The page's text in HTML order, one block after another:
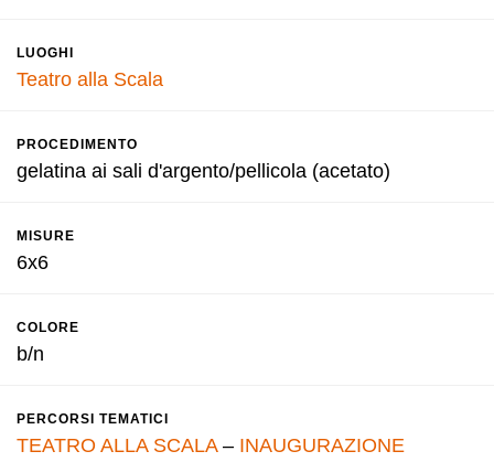
LUOGHI
Teatro alla Scala
PROCEDIMENTO
gelatina ai sali d'argento/pellicola (acetato)
MISURE
6x6
COLORE
b/n
PERCORSI TEMATICI
TEATRO ALLA SCALA– INAUGURAZIONE